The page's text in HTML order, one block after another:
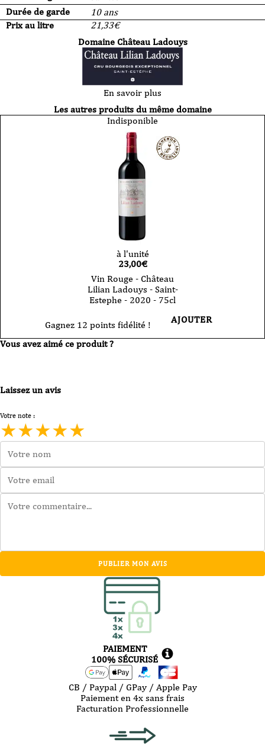
Durée de garde
10 ans
Prix au litre
21,33€
Domaine Château Ladouys
En savoir plus
Les autres produits du même domaine
Indisponible
à l'unité
23,00€
Vin Rouge - Château
Lilian Ladouys - Saint-
Estephe - 2020 - 75cl
Gagnez 12 points fidélité ! AJOUTER
Vous avez aimé ce produit ?
Laissez un avis
Votre note :
★★★★★
PUBLIER MON AVIS
PAIEMENT
100% SÉCURISÉ
CB / Paypal / GPay / Apple Pay
Paiement en 4x sans frais
Facturation Professionnelle